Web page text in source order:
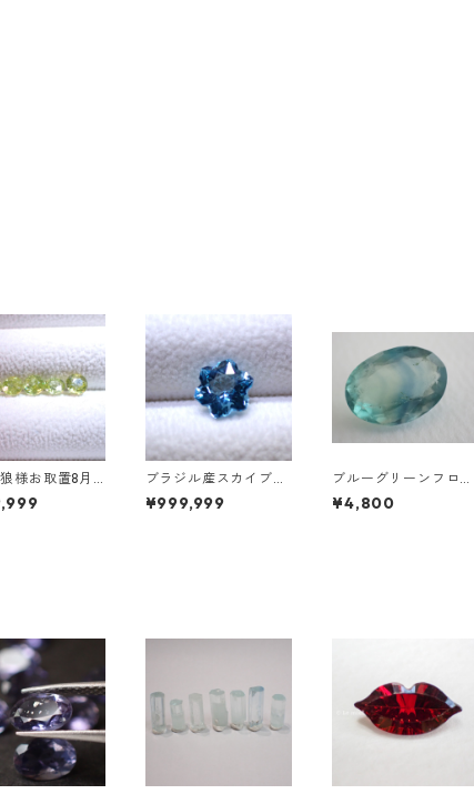
狼様お取置8月
】マダガスカ
ェーン ラウン
ブラジル産スカイブル
ートパーズ スノーフレ
ークカットルース 1.5c
¥999,999
ブルーグリーンフロー
ライト オーバルカット
ルース 10.2ct 15.4mm
¥4,800